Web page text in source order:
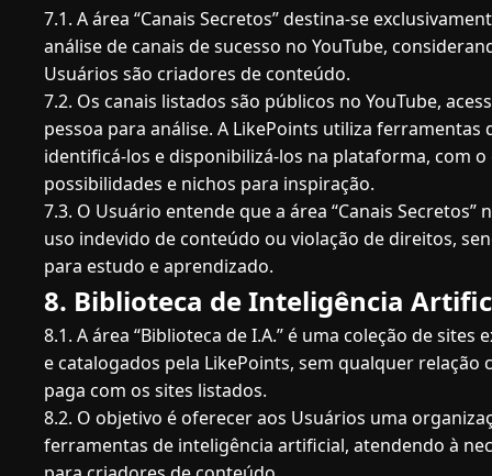
7.1. A área “Canais Secretos” destina-se
análise de canais de sucesso no YouTube,
Usuários são criadores de conteúdo.
7.2. Os canais listados são públicos no YouTube,
pessoa para análise. A LikePoints utiliza ferramentas
identificá-los e disponibilizá-los na plataforma, com
possibilidades e nichos para inspiração.
7.3. O Usuário entende que a área “Canais Secretos”
uso indevido de conteúdo ou violação de direitos,
para estudo e aprendizado.
8. Biblioteca de Inteligência
8.1. A área “Biblioteca de I.A.” é uma coleção de
e catalogados pela LikePoints, sem qualquer relação
paga com os sites listados.
8.2. O objetivo é oferecer aos Usuários uma
ferramentas de inteligência artificial, atendendo à